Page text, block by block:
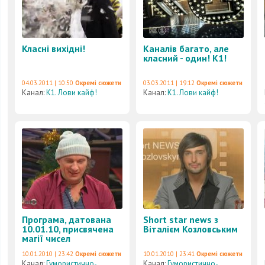
Класні вихідні!
04.03.2011 | 10:50 Окремі сюжети
Канал:К1. Лови кайф!
Каналів багато, але
класний - один! К1!
03.03.2011 | 19:12 Окремі сюжети
Канал:К1. Лови кайф!
Програма, датована
10.01.10, присвячена
магії чисел
10.01.2010 | 23:42 Окремі сюжети
Short star news з
Віталієм Козловським
10.01.2010 | 23:41 Окремі сюжети